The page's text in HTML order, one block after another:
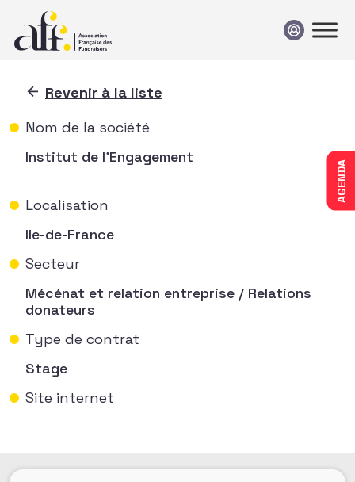
AGENDA
Revenir à la liste
Nom de la société
Institut de l'Engagement
Localisation
Ile-de-France
Secteur
Mécénat et relation entreprise / Relations
donateurs
Type de contrat
Stage
Site internet